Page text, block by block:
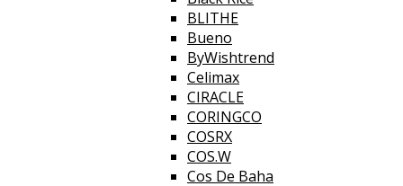
BLITHE
Bueno
ByWishtrend
Celimax
CIRACLE
CORINGCO
COSRX
COS.W
Cos De Baha